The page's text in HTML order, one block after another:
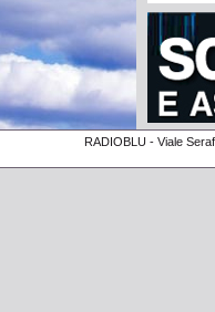
RADIOBLU - Viale